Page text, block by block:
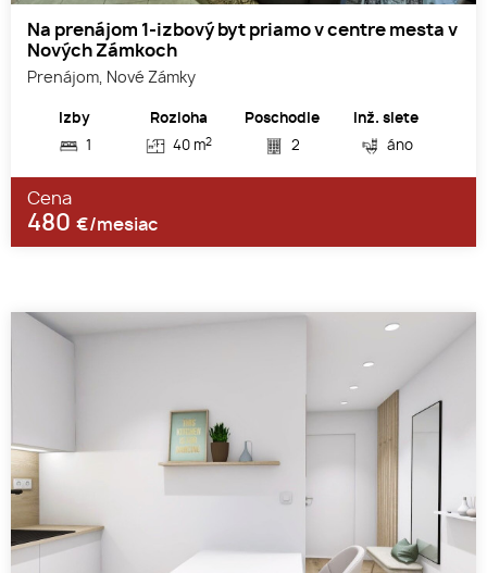
Na prenájom 1-izbový byt priamo v centre mesta v
Nových Zámkoch
Prenájom, Nové Zámky
Izby
Rozloha
40 m2
Poschodie
2
Inž. siete
áno
Cena
480 €/mesiac